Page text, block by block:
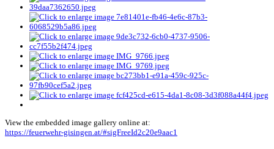
View the embedded image gallery online at:
https://feuerwehr-gisingen.at/#sigFreeId2c20e9aac1